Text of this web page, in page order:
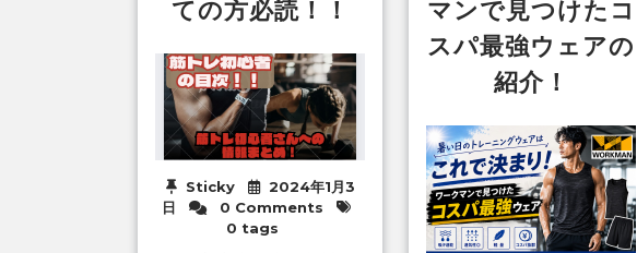
ての方必読！！
Sticky
2024年1月3
日
0 Comments
0 tags
マンで見つけたコ
スパ最強ウェアの
紹介！